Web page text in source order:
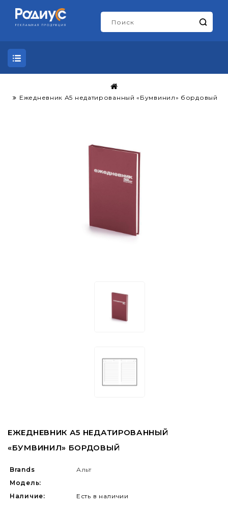
Ежедневник А5 недатированный «Бумвинил» бордовый
ЕЖЕДНЕВНИК А5 НЕДАТИРОВАННЫЙ
«БУМВИНИЛ» БОРДОВЫЙ
Brands
Альт
Модель:
Наличие:
Есть в наличии